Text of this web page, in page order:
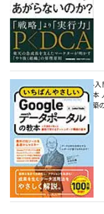
無料BIツール入
ポータルの教本
シュボード構築
7月31日 10:00